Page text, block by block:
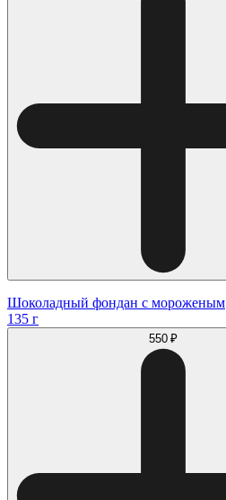
Шоколадный фондан с мороженым
135 г
550 ₽